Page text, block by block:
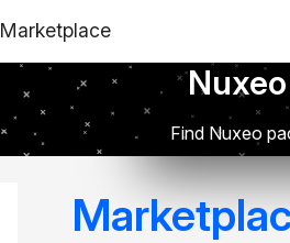
Marketplace
Find Nuxeo